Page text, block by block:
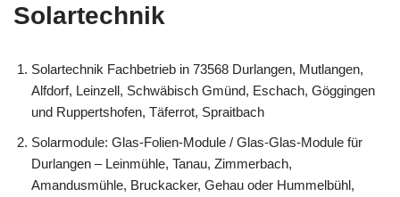
Solartechnik
Solartechnik Fachbetrieb in 73568 Durlangen, Mutlangen,
Alfdorf, Leinzell, Schwäbisch Gmünd, Eschach, Göggingen
und Ruppertshofen, Täferrot, Spraitbach
Solarmodule: Glas-Folien-Module / Glas-Glas-Module für
Durlangen – Leinmühle, Tanau, Zimmerbach,
Amandusmühle, Bruckacker, Gehau oder Hummelbühl,